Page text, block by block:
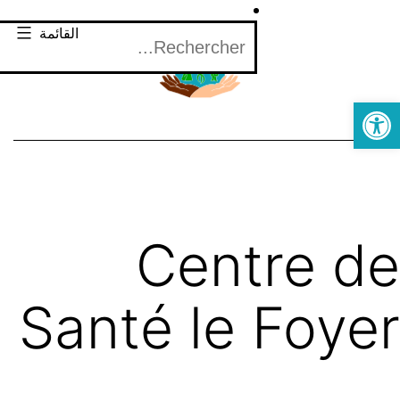
Open toolbar
القائمة
Centre de
Santé le Foyer